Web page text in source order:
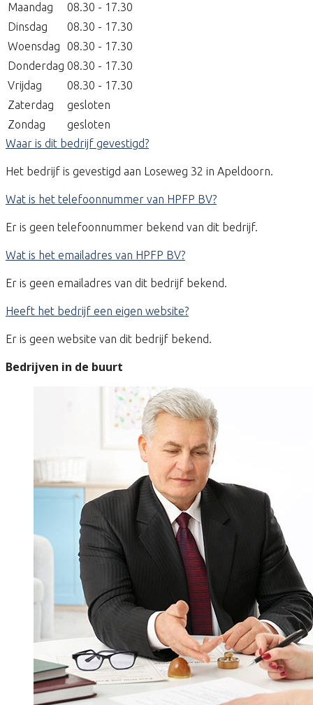
Maandag
08.30 - 17.30
Dinsdag
08.30 - 17.30
Woensdag
08.30 - 17.30
Donderdag 08.30 - 17.30
Vrijdag
08.30 - 17.30
Zaterdag
gesloten
Zondag
gesloten
Waar is dit bedrijf gevestigd?
Het bedrijf is gevestigd aan Loseweg 32 in Apeldoorn.
Wat is het telefoonnummer van HPFP BV?
Er is geen telefoonnummer bekend van dit bedrijf.
Wat is het emailadres van HPFP BV?
Er is geen emailadres van dit bedrijf bekend.
Heeft het bedrijf een eigen website?
Er is geen website van dit bedrijf bekend.
Bedrijven in de buurt